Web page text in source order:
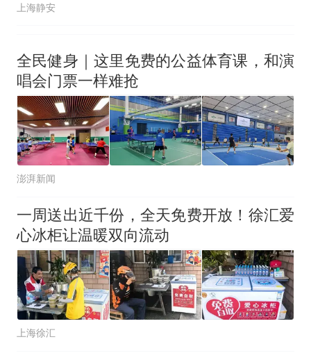
上海静安
全民健身｜这里免费的公益体育课，和演
唱会门票一样难抢
澎湃新闻
一周送出近千份，全天免费开放！徐汇爱
心冰柜让温暖双向流动
上海徐汇